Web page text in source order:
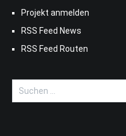
Projekt anmelden
RSS Feed News
RSS Feed Routen
Suchen
nach: